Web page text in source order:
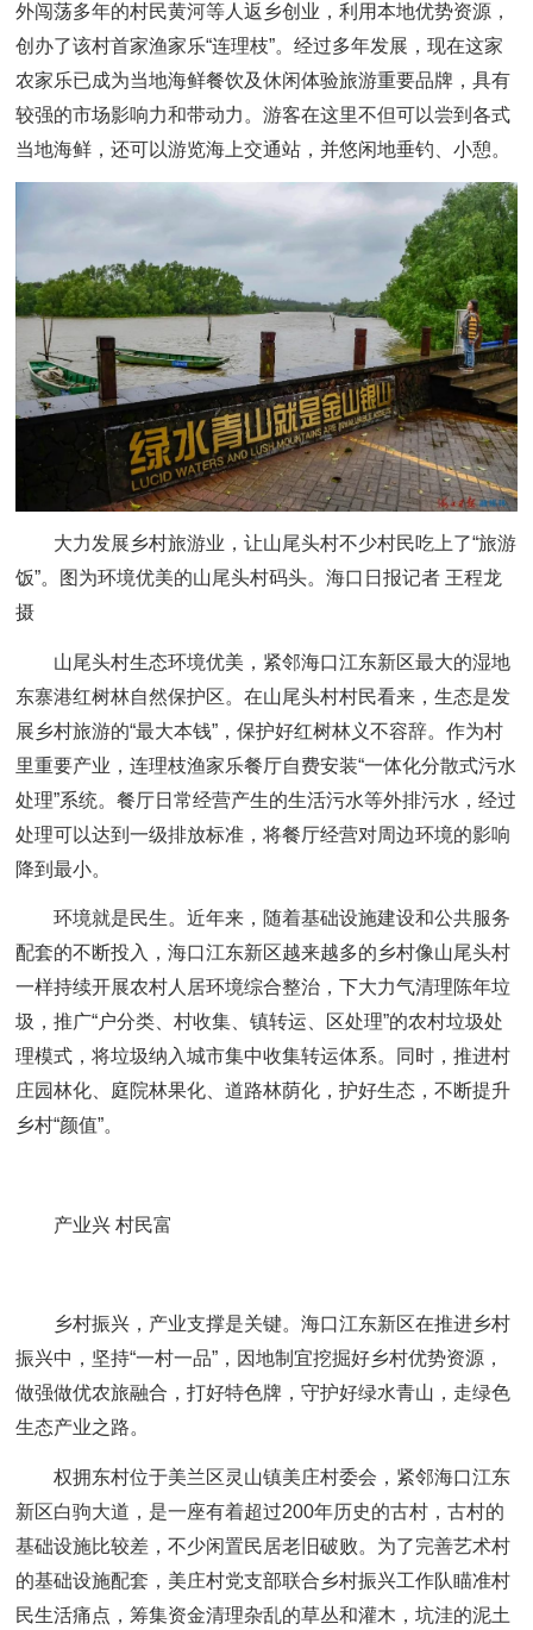
外闯荡多年的村民黄河等人返乡创业，利用本地优势资源，
创办了该村首家渔家乐“连理枝”。经过多年发展，现在这家
农家乐已成为当地海鲜餐饮及休闲体验旅游重要品牌，具有
较强的市场影响力和带动力。游客在这里不但可以尝到各式
当地海鲜，还可以游览海上交通站，并悠闲地垂钓、小憩。
大力发展乡村旅游业，让山尾头村不少村民吃上了“旅游
饭”。图为环境优美的山尾头村码头。海口日报记者 王程龙
摄
山尾头村生态环境优美，紧邻海口江东新区最大的湿地
东寨港红树林自然保护区。在山尾头村村民看来，生态是发
展乡村旅游的“最大本钱”，保护好红树林义不容辞。作为村
里重要产业，连理枝渔家乐餐厅自费安装“一体化分散式污水
处理”系统。餐厅日常经营产生的生活污水等外排污水，经过
处理可以达到一级排放标准，将餐厅经营对周边环境的影响
降到最小。
环境就是民生。近年来，随着基础设施建设和公共服务
配套的不断投入，海口江东新区越来越多的乡村像山尾头村
一样持续开展农村人居环境综合整治，下大力气清理陈年垃
圾，推广“户分类、村收集、镇转运、区处理”的农村垃圾处
理模式，将垃圾纳入城市集中收集转运体系。同时，推进村
庄园林化、庭院林果化、道路林荫化，护好生态，不断提升
乡村“颜值”。
产业兴 村民富
乡村振兴，产业支撑是关键。海口江东新区在推进乡村
振兴中，坚持“一村一品”，因地制宜挖掘好乡村优势资源，
做强做优农旅融合，打好特色牌，守护好绿水青山，走绿色
生态产业之路。
权拥东村位于美兰区灵山镇美庄村委会，紧邻海口江东
新区白驹大道，是一座有着超过200年历史的古村，古村的
基础设施比较差，不少闲置民居老旧破败。为了完善艺术村
的基础设施配套，美庄村党支部联合乡村振兴工作队瞄准村
民生活痛点，筹集资金清理杂乱的草丛和灌木，坑洼的泥土